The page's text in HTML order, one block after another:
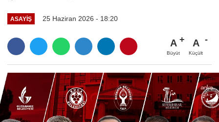
ASAYIŞ 25 Haziran 2026 - 18:20
A
Büyüt
A
Küçült